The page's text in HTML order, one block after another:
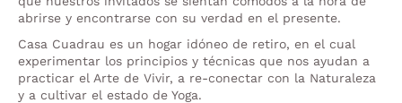
abrirse y encontrarse con su verdad en el presente.
Casa Cuadrau es un hogar idóneo de retiro, en el cual
experimentar los principios y técnicas que nos ayudan a
practicar el Arte de Vivir, a re-conectar con la Naturaleza
y a cultivar el estado de Yoga.